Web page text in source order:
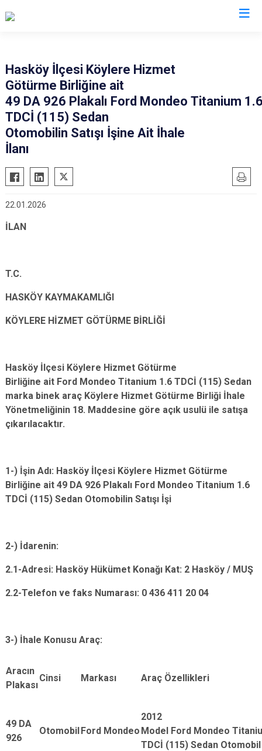
Bulanık
Hasköy
Korkut
Malazgirt
Varto
Hasköy İlçesi Köylere Hizmet
Götürme Birliğine ait
49 DA 926 Plakalı Ford Mondeo Titanium
TDCİ (115) Sedan
Otomobilin Satışı İşine Ait İhale
İlanı
22.01.2026
İLAN
T.C.
HASKÖY KAYMAKAMLIĞI
KÖYLERE HİZMET GÖTÜRME BİRLİĞİ
Hasköy İlçesi Köylere Hizmet Götürme
Birliğine ait Ford Mondeo Titanium 1.6 TDCİ (115) Sedan
marka binek araç Köylere Hizmet Götürme Birliği İhale
Yönetmeliğinin 18. Maddesine göre açık usulü ile satışa
çıkarılacaktır.
1-) İşin Adı: Hasköy İlçesi Köylere Hizmet Götürme
Birliğine ait 49 DA 926 Plakalı Ford Mondeo Titanium 1.6
TDCİ (115) Sedan Otomobilin Satışı İşi
2-) İdarenin:
2.1-Adresi: Hasköy Hükümet Konağı Kat: 2 Hasköy / MUŞ
2.2-Telefon ve faks Numarası: 0 436 411 20 04
3-) İhale Konusu Araç:
Aracın
Plakası
Cinsi Markası Araç Özellikleri
49 DA
926
OtomobilFord Mondeo
2012
Model Ford Mondeo
TDCİ (115) Sedan Otomobil